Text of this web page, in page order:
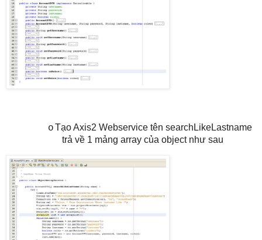
oTạo Axis2 Webservice tên searchLikeLastname
trả về 1 mảng array của object như sau